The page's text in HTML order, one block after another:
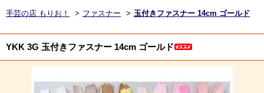
手芸の店 もりお！ > ファスナー > 玉付きファスナー 14cm ゴールド
YKK 3G 玉付きファスナー 14cm ゴールド